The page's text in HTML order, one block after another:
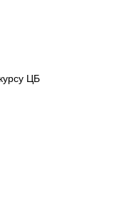
ЦБ